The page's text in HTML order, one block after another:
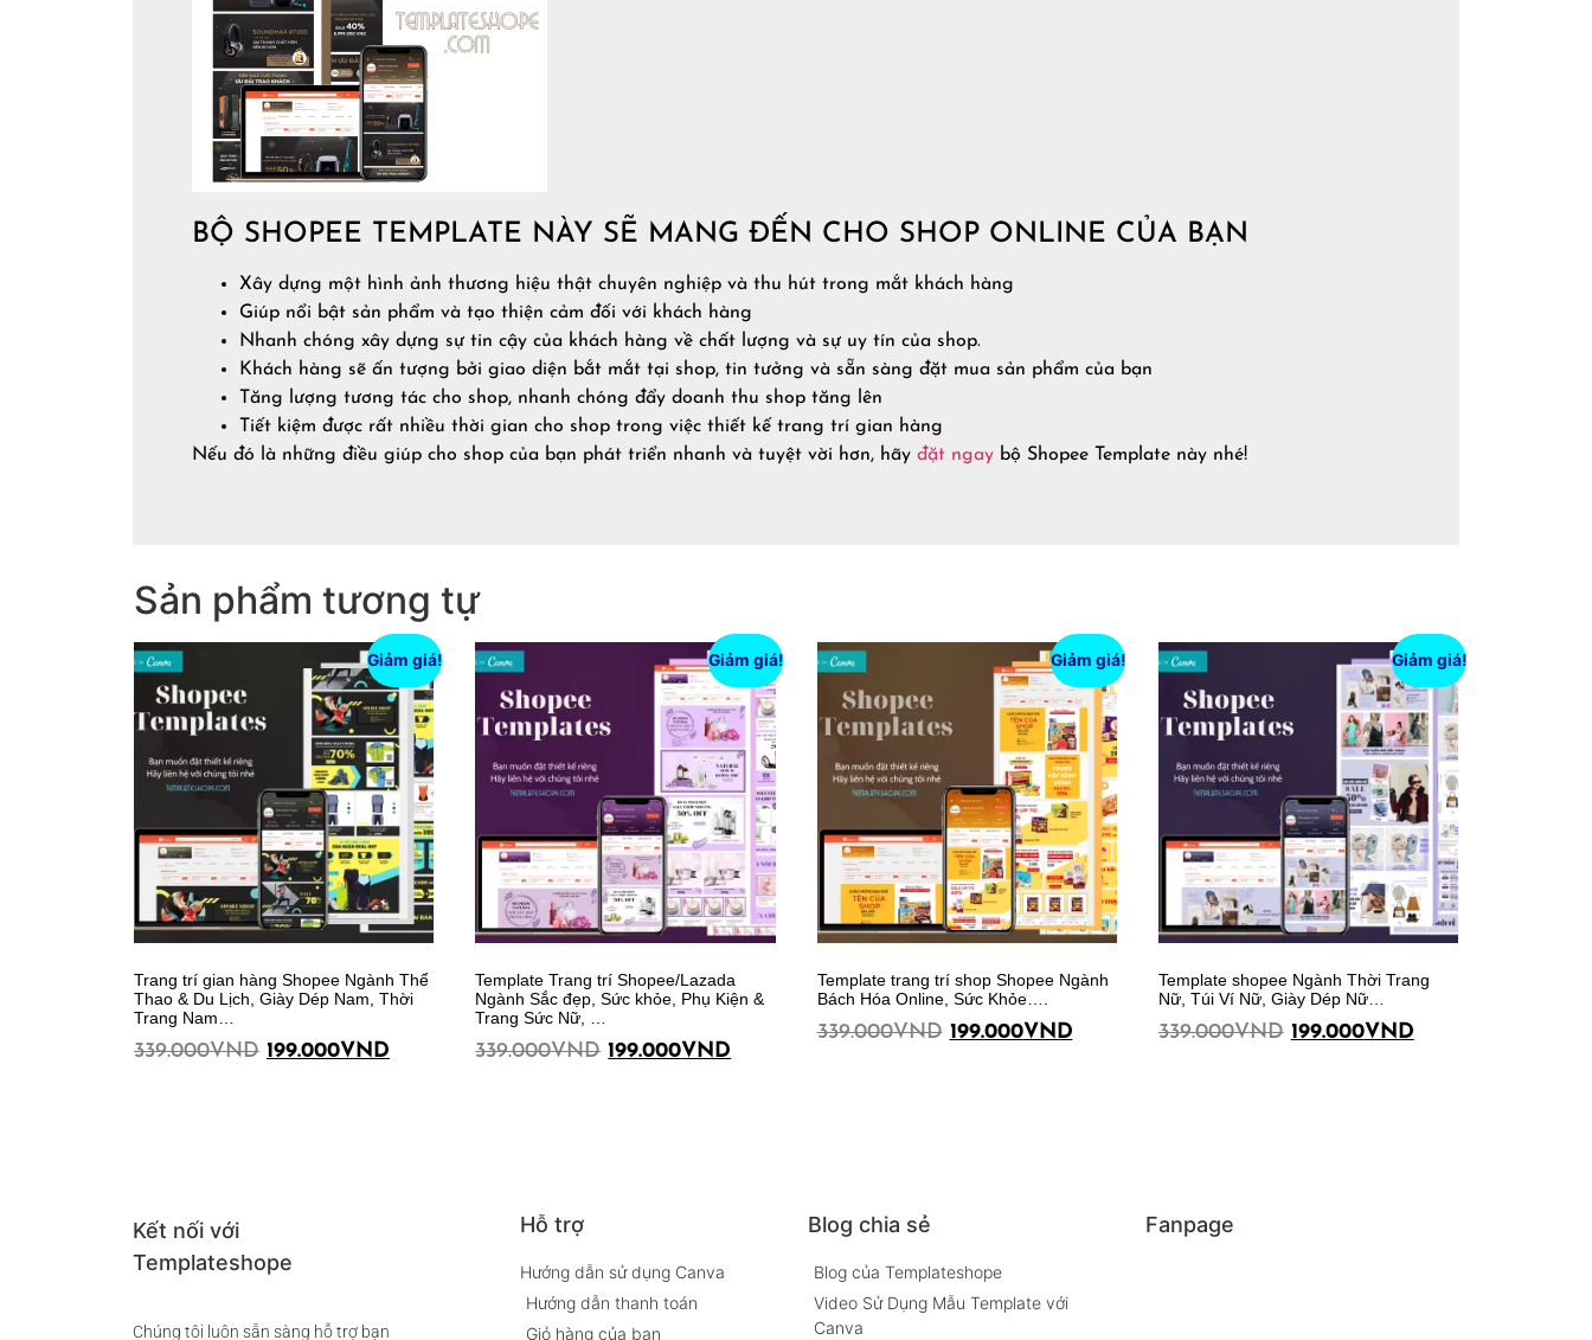
BỘ SHOPEE TEMPLATE NÀY SẼ MANG ĐẾN CHO SHOP ONLINE CỦA BẠN
Xây dựng một hình ảnh thương hiệu thật chuyên nghiệp và thu hút trong mắt khách hàng
Giúp nổi bật sản phẩm và tạo thiện cảm đối với khách hàng
Nhanh chóng xây dựng sự tin cậy của khách hàng về chất lượng và sự uy tín của shop.
Khách hàng sẽ ấn tượng bởi giao diện bắt mắt tại shop, tin tưởng và sẵn sàng đặt mua sản phẩm của bạn
Tăng lượng tương tác cho shop, nhanh chóng đẩy doanh thu shop tăng lên
Tiết kiệm được rất nhiều thời gian cho shop trong việc thiết kế trang trí gian hàng
Nếu đó là những điều giúp cho shop của bạn phát triển nhanh và tuyệt vời hơn, hãy đặt ngay bộ Shopee Template này nhé!
Sản phẩm tương tự
Giảm giá!
Trang trí gian hàng Shopee Ngành Thể
Thao & Du Lịch, Giày Dép Nam, Thời
Trang Nam…
339.000VND 199.000VND
Giảm giá!
Template Trang trí Shopee/Lazada
Ngành Sắc đẹp, Sức khỏe, Phụ Kiện &
Trang Sức Nữ, …
339.000VND 199.000VND
Giảm giá!
Template trang trí shop Shopee Ngành
Bách Hóa Online, Sức Khỏe….
339.000VND 199.000VND
Giảm giá!
Template shopee Ngành Thời Trang
Nữ, Túi Ví Nữ, Giày Dép Nữ…
339.000VND 199.000VND
Kết nối với
Templateshope
Chúng tôi luôn sẵn sàng hỗ trợ bạn
Hỗ trợ
Hướng dẫn sử dụng Canva
Hướng dẫn thanh toán
Giỏ hàng của bạn
Blog chia sẻ
Blog của Templateshope
Video Sử Dụng Mẫu Template với
Canva
Fanpage